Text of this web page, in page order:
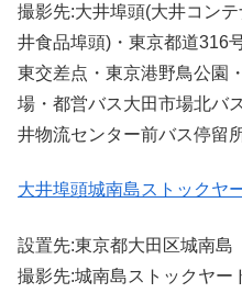
撮影先:大井埠頭(大井コン
井食品埠頭)・東京都道316
東交差点・東京港野鳥公園
場・都営バス大田市場北バ
井物流センター前バス停留
大井埠頭城南島ストックヤ
設置先:東京都大田区城南島
撮影先:城南島ストックヤー